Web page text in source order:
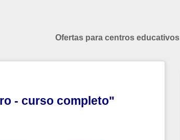
Ofertas para centros educativos
- curso completo"